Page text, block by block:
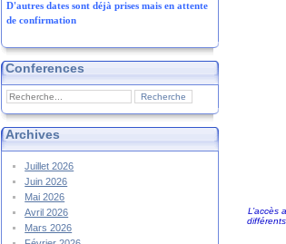
D'autres dates sont déjà prises mais en attente
de confirmation
Conferences
Archives
Juillet 2026
Juin 2026
Mai 2026
Avril 2026
Mars 2026
L’accès